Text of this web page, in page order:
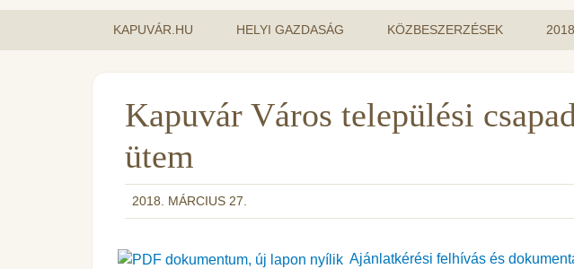
KAPUVÁR.HU HELYI GAZDASÁG KÖZBESZERZÉSEK 2018
Kapuvár Város települési
ütem
2018. MÁRCIUS 27.
Ajánlatkérési felhívás és